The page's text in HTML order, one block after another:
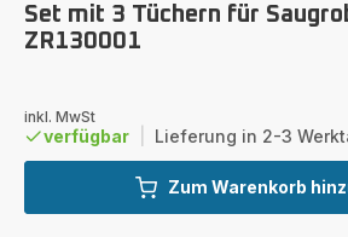
Set mit 3 Tüchern für
ZR130001
inkl. MwSt
verfügbar Lieferung in 2-3
Zum Warenkorb